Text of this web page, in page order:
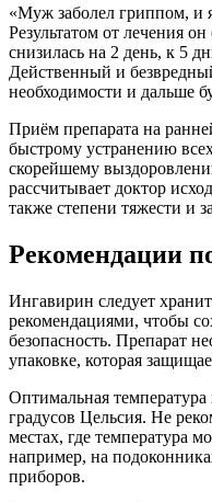
«Муж заболел гриппом, и
Результатом от лечения
снизилась на 2 день, к 5
Действенный и
необходимости и дальше
Приём препарата на
быстрому устранению
скорейшему
рассчитывает доктор
также степени тяжести и
Рекомендации
Ингавирин следует
рекомендациями, чтобы
безопасность. Препарат
упаковке, которая
Оптимальная температура
градусов Цельсия. Не
местах, где температура
например, на
приборов.